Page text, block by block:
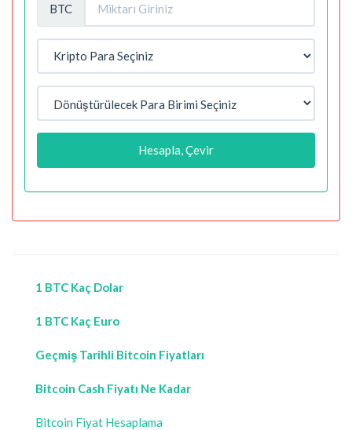
BTC
Hesapla, Çevir
1 BTC Kaç Dolar
1 BTC Kaç Euro
Geçmiş Tarihli Bitcoin Fiyatları
Bitcoin Cash Fiyatı Ne Kadar
Bitcoin Fiyat Hesaplama